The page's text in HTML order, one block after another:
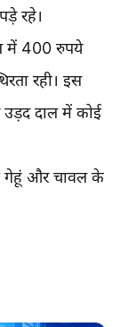
रहे।
में 400 रुपये
रही। इस
उड़द दाल में कोई
गेहूं और चावल के